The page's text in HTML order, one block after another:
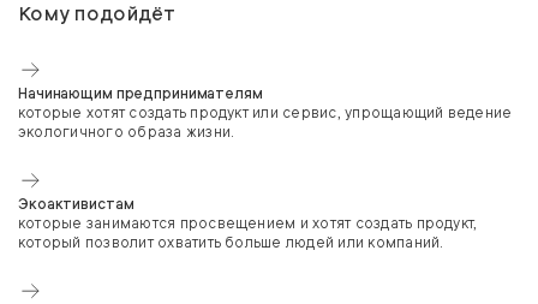
Кому подойдёт
Начинающим предпринимателям
которые хотят создать продукт или сервис, упрощающий ведение
экологичного образа жизни.
Экоактивистам
которые занимаются просвещением и хотят создать продукт,
который позволит охватить больше людей или компаний.